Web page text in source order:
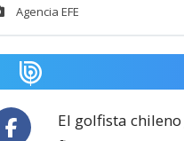
Agencia EFE
El golfista chileno